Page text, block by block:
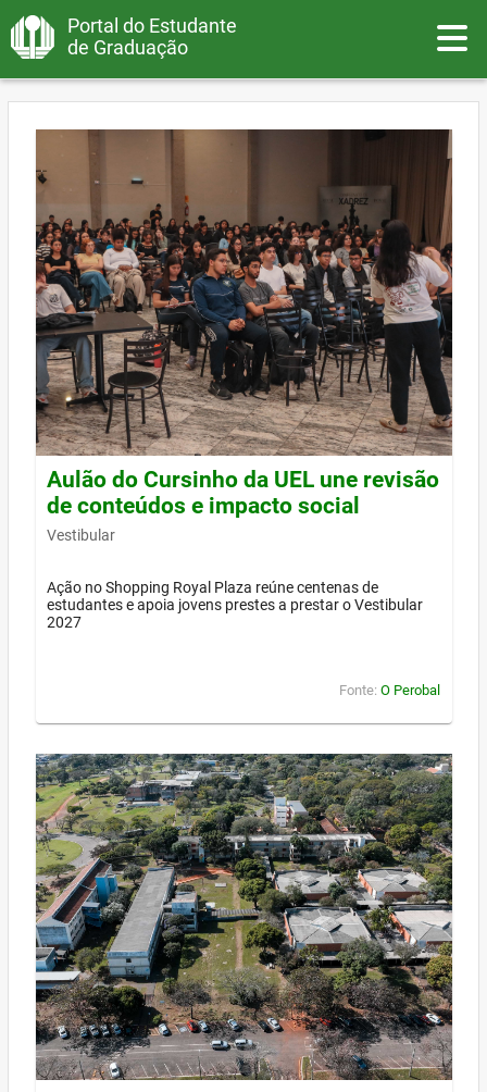
Portal do Estudante
de Graduação
Aulão do Cursinho da UEL une revisão
de conteúdos e impacto social
Vestibular
Ação no Shopping Royal Plaza reúne centenas de
estudantes e apoia jovens prestes a prestar o Vestibular
2027
Fonte: O Perobal